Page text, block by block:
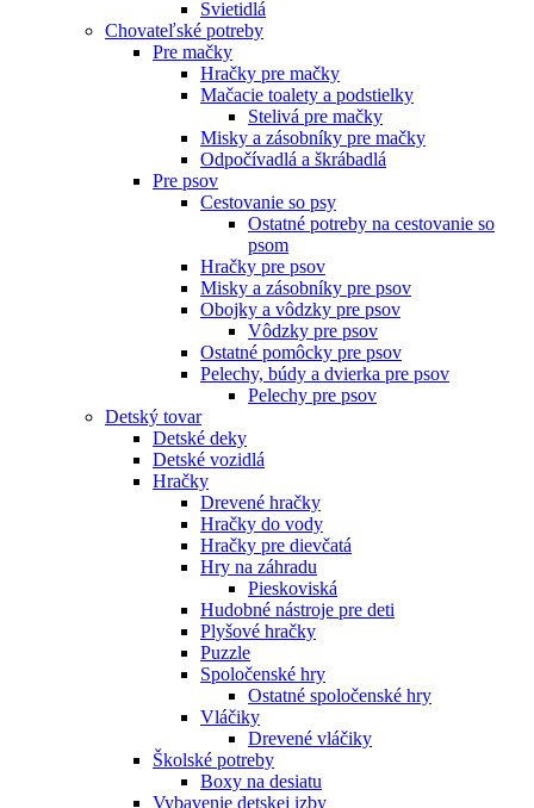
Svietidlá
Chovateľské potreby
Pre mačky
Hračky pre mačky
Mačacie toalety a podstielky
Stelivá pre mačky
Misky a zásobníky pre mačky
Odpočívadlá a škrábadlá
Pre psov
Cestovanie so psy
Ostatné potreby na cestovanie so
psom
Hračky pre psov
Misky a zásobníky pre psov
Obojky a vôdzky pre psov
Vôdzky pre psov
Ostatné pomôcky pre psov
Pelechy, búdy a dvierka pre psov
Pelechy pre psov
Detský tovar
Detské deky
Detské vozidlá
Hračky
Drevené hračky
Hračky do vody
Hračky pre dievčatá
Hry na záhradu
Pieskoviská
Hudobné nástroje pre deti
Plyšové hračky
Puzzle
Spoločenské hry
Ostatné spoločenské hry
Vláčiky
Drevené vláčiky
Školské potreby
Boxy na desiatu
Vybavenie detskej izby